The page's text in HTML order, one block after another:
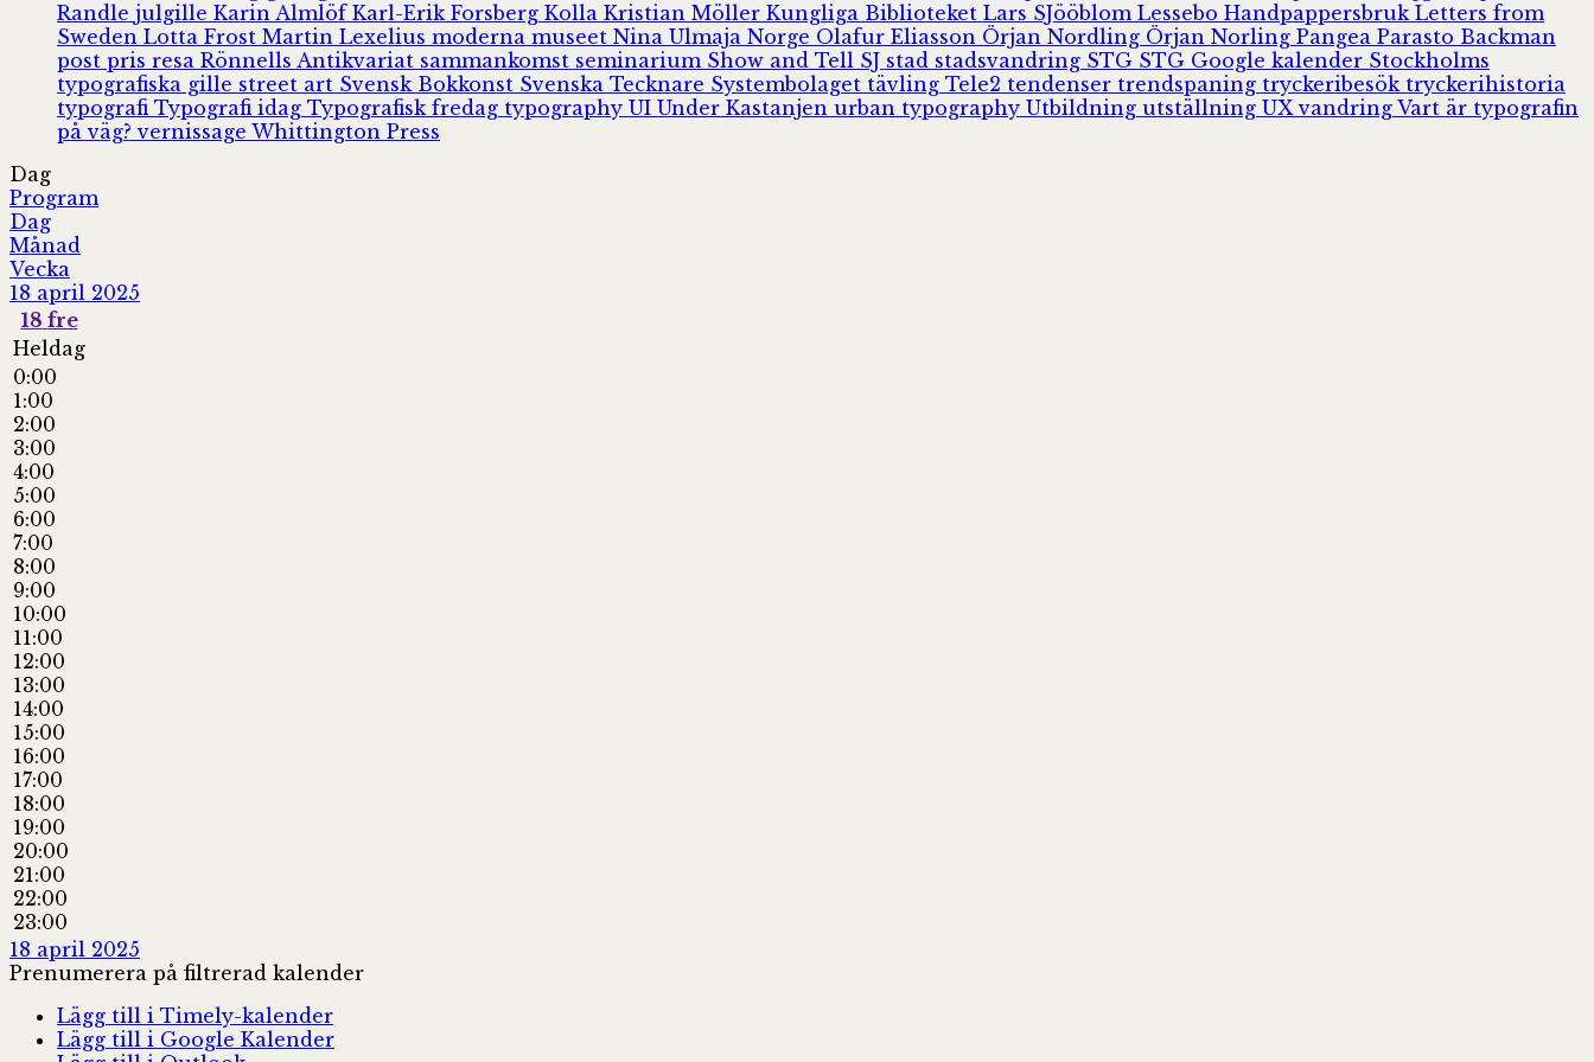
Randle julgille Karin Almlöf Karl-Erik Forsberg Kolla Kristian Möller Kungliga Biblioteket Lars SJööblom Lessebo Handpappersbruk Letters from
Sweden Lotta Frost Martin Lexelius moderna museet Nina Ulmaja Norge Olafur Eliasson Örjan Nordling Örjan Norling Pangea Parasto Backman
post pris resa Rönnells Antikvariat sammankomst seminarium Show and Tell SJ stad stadsvandring STG STG Google kalender Stockholms
typografiska gille street art Svensk Bokkonst Svenska Tecknare Systembolaget tävling Tele2 tendenser trendspaning tryckeribesök tryckerihistoria
typografi Typografi idag Typografisk fredag typography UI Under Kastanjen urban typography Utbildning utställning UXvandring Vart är typografin
på väg?vernissage Whittington Press
Dag
Program
Dag
Månad
Vecka
18 april 2025
18 fre
Heldag
0:00
1:00
2:00
3:00
4:00
5:00
6:00
7:00
8:00
9:00
10:00
11:00
12:00
13:00
14:00
15:00
16:00
17:00
18:00
19:00
20:00
21:00
22:00
23:00
18 april 2025
Prenumerera på filtrerad kalender
Lägg till i Timely-kalender
Lägg till i Google Kalender